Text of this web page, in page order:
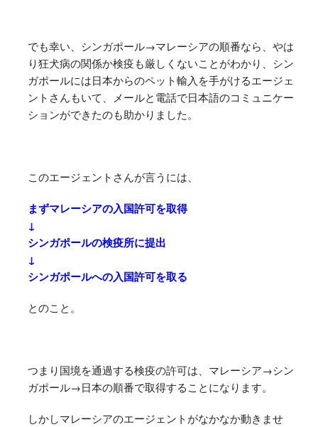
でも幸い、シンガポール→マレーシアの順番なら、やは
り狂犬病の関係か検疫も厳しくないことがわかり、シン
ガポールには日本からのペット輸入を手がけるエージェ
ントさんもいて、メールと電話で日本語のコミュニケー
ションができたのも助かりました。
このエージェントさんが言うには、
まずマレーシアの入国許可を取得
↓
シンガポールの検疫所に提出
↓
シンガポールへの入国許可を取る
とのこと。
つまり国境を通過する検疫の許可は、マレーシア→シン
ガポール→日本の順番で取得することになります。
しかしマレーシアのエージェントがなかなか動きませ